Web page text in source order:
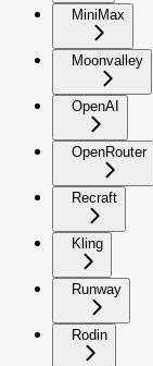
MiniMax
Moonvalley
OpenAI
OpenRouter
Recraft
Kling
Runway
Rodin